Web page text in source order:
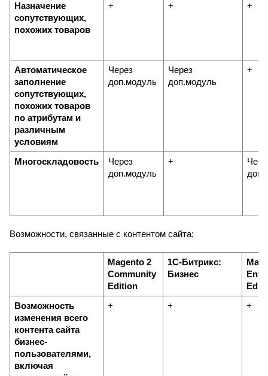
Назначение
сопутствующих,
похожих товаров
+ + +
Автоматическое
заполнение
сопутствующих,
похожих товаров
по атрибутам и
различным
условиям
Через
доп.модуль
Через
доп.модуль
+
Многоскладовость
Через
доп.модуль
+
Возможности, связанные с контентом сайта:
Magento 2
Community
Edition
1С-Битрикс:
Бизнес
Возможность
изменения всего
контента сайта
бизнес-
пользователями,
включая
+ + +